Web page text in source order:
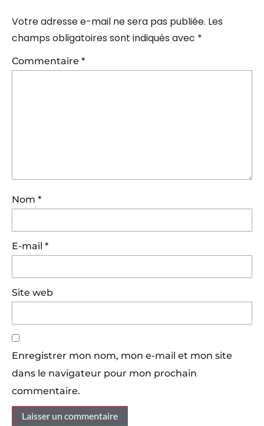
Votre adresse e-mail ne sera pas publiée. Les
champs obligatoires sont indiqués avec *
Commentaire *
Nom *
E-mail *
Site web
Enregistrer mon nom, mon e-mail et mon site
dans le navigateur pour mon prochain
commentaire.